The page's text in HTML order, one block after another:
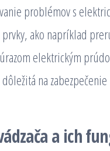
problémov s
ako napríklad
elektrickým
na
a ich